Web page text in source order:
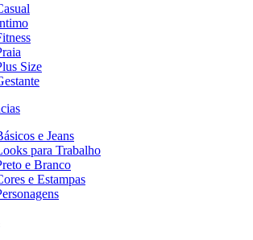
Size
e Jeans
para Trabalho
e Branco
e Estampas